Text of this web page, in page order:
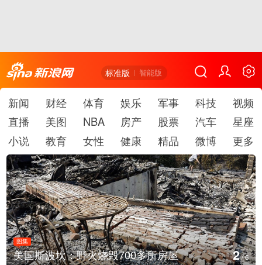
标准版 智能版
新闻 财经 体育 娱乐 军事 科技
视频
直播
美图 NBA 房产 股票 汽车
星座
小说
教育 女性 健康 精品 微博 更多
图集
美国斯波坎：野火烧毁700多所房屋 2/6